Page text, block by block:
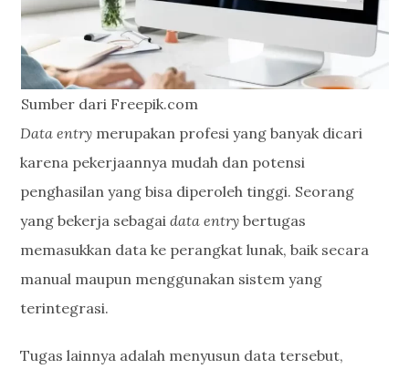
Sumber dari Freepik.com
Data entry merupakan profesi yang banyak dicari
karena pekerjaannya mudah dan potensi
penghasilan yang bisa diperoleh tinggi. Seorang
yang bekerja sebagaidata entry bertugas
memasukkan data ke perangkat lunak, baik secara
manual maupun menggunakan sistem yang
terintegrasi.
Tugas lainnya adalah menyusun data tersebut,